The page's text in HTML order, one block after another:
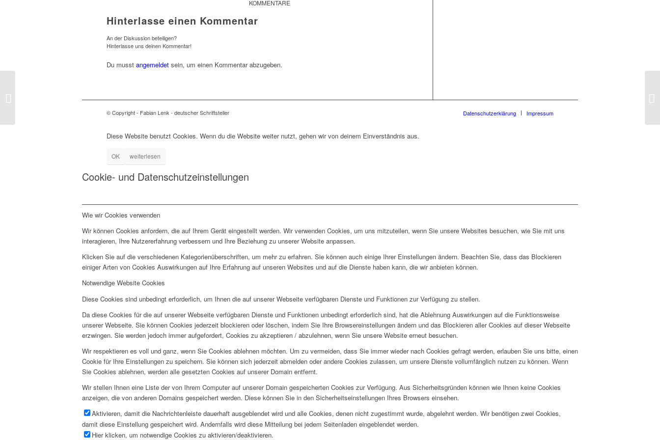
KOMMENTARE
Hinterlasse einen Kommentar
An der Diskussion beteiligen?
Hinterlasse uns deinen Kommentar!
Du musst angemeldet sein, um einen Kommentar abzugeben.
© Copyright - Fabian Lenk - deutscher Schriftsteller Datenschutzerklärung Impressum
Diese Website benutzt Cookies. Wenn du die Website weiter nutzt, gehen wir von deinem Einverständnis aus.
OK weiterlesen
Cookie- und Datenschutzeinstellungen
Wie wir Cookies verwenden
Wir können Cookies anfordern, die auf Ihrem Gerät eingestellt werden. Wir verwenden Cookies, um uns mitzuteilen, wenn Sie unsere Websites besuchen, wie Sie mit uns
interagieren, Ihre Nutzererfahrung verbessern und Ihre Beziehung zu unserer Website anpassen.
Klicken Sie auf die verschiedenen Kategorienüberschriften, um mehr zu erfahren. Sie können auch einige Ihrer Einstellungen ändern. Beachten Sie, dass das Blockieren
einiger Arten von Cookies Auswirkungen auf Ihre Erfahrung auf unseren Websites und auf die Dienste haben kann, die wir anbieten können.
Notwendige Website Cookies
Diese Cookies sind unbedingt erforderlich, um Ihnen die auf unserer Webseite verfügbaren Dienste und Funktionen zur Verfügung zu stellen.
Da diese Cookies für die auf unserer Webseite verfügbaren Dienste und Funktionen unbedingt erforderlich sind, hat die Ablehnung Auswirkungen auf die Funktionsweise
unserer Webseite. Sie können Cookies jederzeit blockieren oder löschen, indem Sie Ihre Browsereinstellungen ändern und das Blockieren aller Cookies auf dieser Webseite
erzwingen. Sie werden jedoch immer aufgefordert, Cookies zu akzeptieren / abzulehnen, wenn Sie unsere Website erneut besuchen.
Wir respektieren es voll und ganz, wenn Sie Cookies ablehnen möchten. Um zu vermeiden, dass Sie immer wieder nach Cookies gefragt werden, erlauben Sie uns bitte, einen
Cookie für Ihre Einstellungen zu speichern. Sie können sich jederzeit abmelden oder andere Cookies zulassen, um unsere Dienste vollumfänglich nutzen zu können. Wenn
Sie Cookies ablehnen, werden alle gesetzten Cookies auf unserer Domain entfernt.
Wir stellen Ihnen eine Liste der von Ihrem Computer auf unserer Domain gespeicherten Cookies zur Verfügung. Aus Sicherheitsgründen können wie Ihnen keine Cookies
anzeigen, die von anderen Domains gespeichert werden. Diese können Sie in den Sicherheitseinstellungen Ihres Browsers einsehen.
Aktivieren, damit die Nachrichtenleiste dauerhaft ausgeblendet wird und alle Cookies, denen nicht zugestimmt wurde, abgelehnt werden. Wir benötigen zwei Cookies,
damit diese Einstellung gespeichert wird. Andernfalls wird diese Mitteilung bei jedem Seitenladen eingeblendet werden.
Hier klicken, um notwendige Cookies zu aktivieren/deaktivieren.